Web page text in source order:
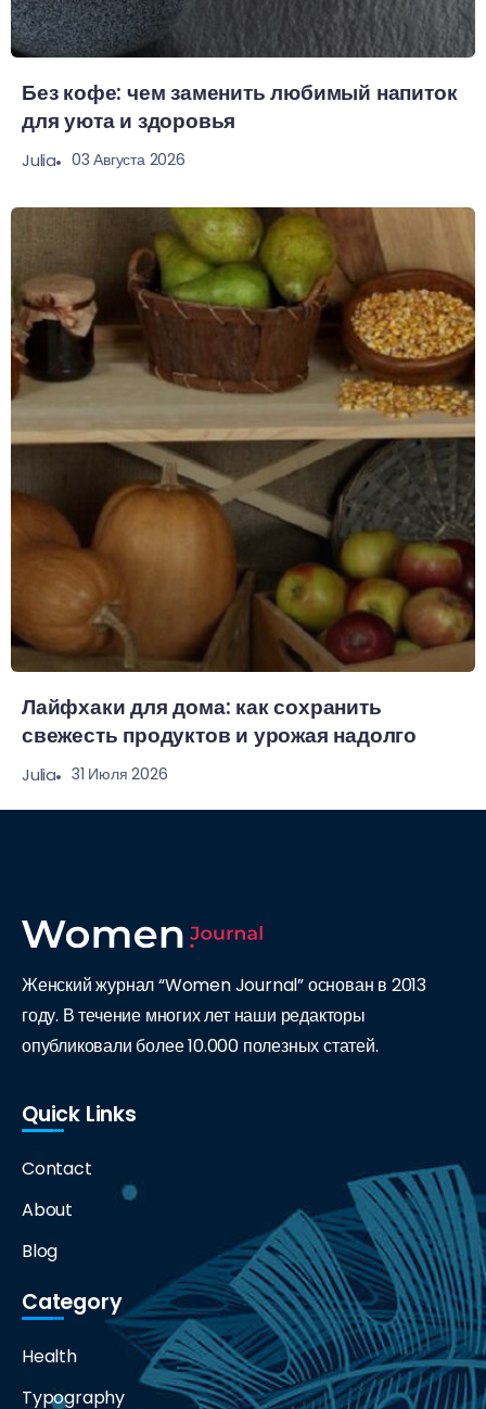
Без кофе: чем заменить любимый напиток
для уюта и здоровья
Julia 03 Августа 2026
Лайфхаки для дома: как сохранить
свежесть продуктов и урожая надолго
Julia 31 Июля 2026
Женский журнал “Women Journal” основан в 2013
году. В течение многих лет наши редакторы
опубликовали более 10.000 полезных статей.
Quick Links
Contact
About
Blog
Category
Health
Typography